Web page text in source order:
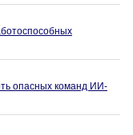
опасных команд ИИ-